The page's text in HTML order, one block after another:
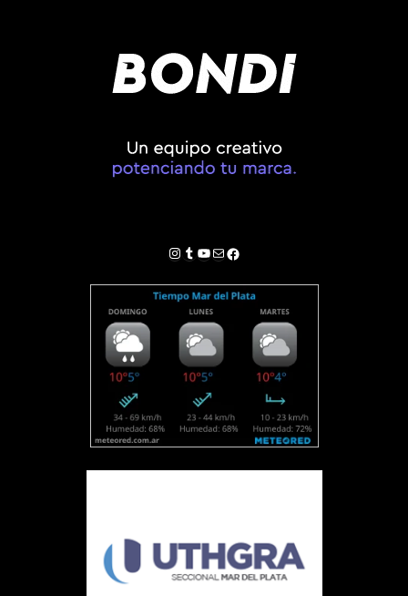
Instagram
Tumblr
YouTube
Correo electrónico
Facebook